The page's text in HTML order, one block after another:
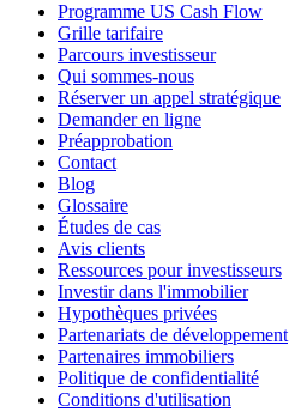
Programme US Cash Flow
Grille tarifaire
Parcours investisseur
Qui sommes-nous
Réserver un appel stratégique
Demander en ligne
Préapprobation
Contact
Blog
Glossaire
Études de cas
Avis clients
Ressources pour investisseurs
Investir dans l'immobilier
Hypothèques privées
Partenariats de développement
Partenaires immobiliers
Politique de confidentialité
Conditions d'utilisation